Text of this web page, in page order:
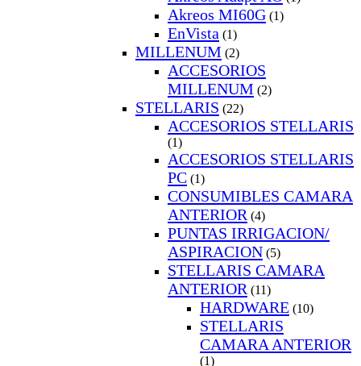
Akreos MI60G (1)
EnVista (1)
MILLENUM (2)
ACCESORIOS
MILLENUM (2)
STELLARIS (22)
ACCESORIOS STELLARIS
(1)
ACCESORIOS STELLARIS
PC (1)
CONSUMIBLES CAMARA
ANTERIOR (4)
PUNTAS IRRIGACION/
ASPIRACION (5)
STELLARIS CAMARA
ANTERIOR (11)
HARDWARE (10)
STELLARIS
CAMARA ANTERIOR
(1)